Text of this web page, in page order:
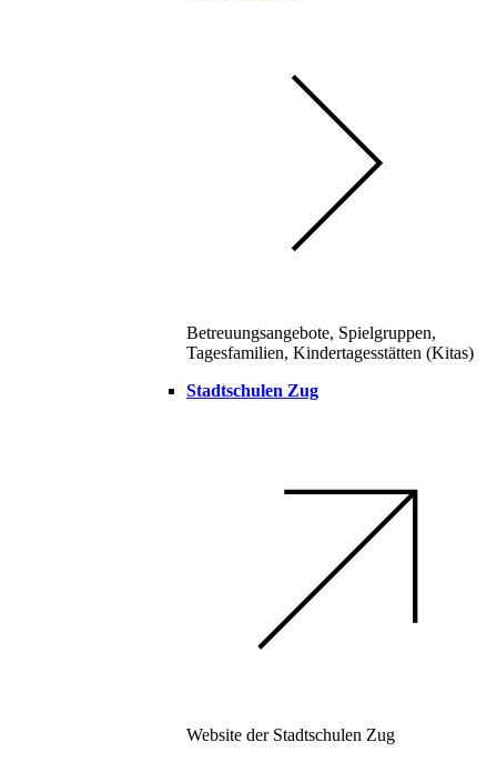
Betreuungsangebote, Spielgruppen,
Tagesfamilien, Kindertagesstätten (Kitas)
Stadtschulen Zug
Website der Stadtschulen Zug